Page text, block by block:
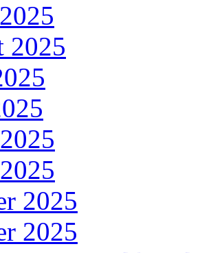
2025
2025
2025